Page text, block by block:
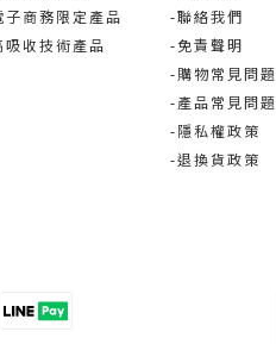
子商務限定產品
吸收技術產品
-聯絡我們
-免責聲明
-購物常見問題
-產品常見問題
-隱私權政策
-退換貨政策